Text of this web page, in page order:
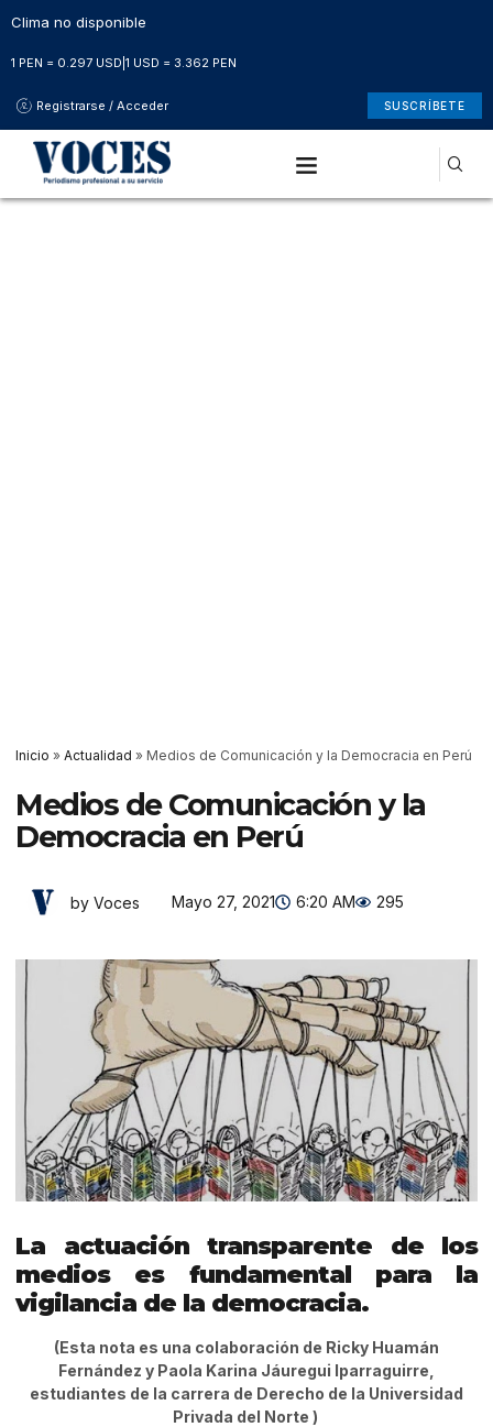
Clima no disponible
1 PEN = 0.297 USD 1 USD = 3.362 PEN
Registrarse / Acceder SUSCRÍBETE
Inicio » Actualidad » Medios de Comunicación y la Democracia en Perú
Medios de Comunicación y la
Democracia en Perú
by Voces Mayo 27, 2021 6:20 AM 295
La actuación transparente de los
medios es fundamental para la
vigilancia de la democracia.
(Esta nota es una colaboración de Ricky Huamán
Fernández y Paola Karina Jáuregui Iparraguirre,
estudiantes de la carrera de Derecho de la Universidad
Privada del Norte )